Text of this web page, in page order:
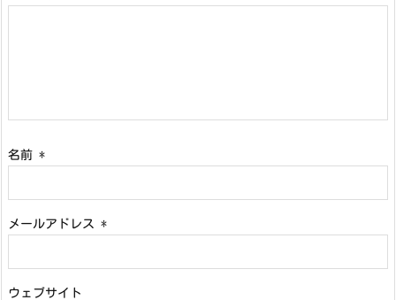
名前 *
メールアドレス *
ウェブサイト